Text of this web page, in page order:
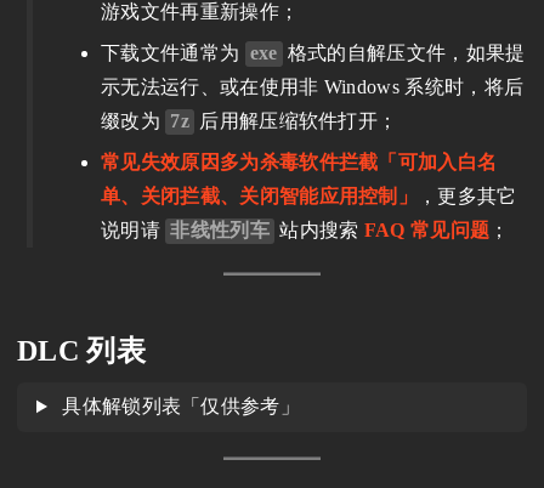
游戏文件再重新操作；
下载文件通常为 exe 格式的自解压文件，如果提
示无法运行、或在使用非 Windows 系统时，将后
缀改为 7z 后用解压缩软件打开；
常见失效原因多为杀毒软件拦截「可加入白名
单、关闭拦截、关闭智能应用控制」
，更多其它
说明请 非线性列车 站内搜索 FAQ 常见问题 ；
DLC 列表
具体解锁列表「仅供参考」